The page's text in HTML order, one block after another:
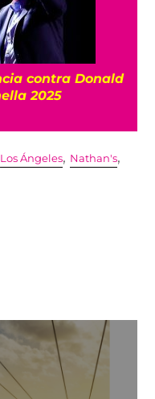
contra Donald
2025
Los Ángeles, Nathan's,